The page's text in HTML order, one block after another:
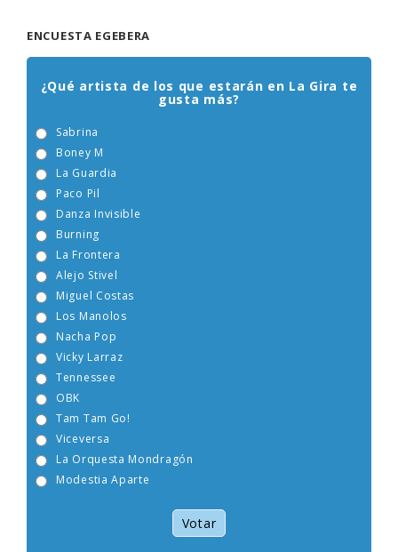
¿Qué artista de los que estarán en La Gira te
gusta más?
Boney M
Burning
Alejo Stivel
Miguel Costas
Nacha Pop
Vicky Larraz
La Orquesta Mondragón
Modestia Aparte
Votar